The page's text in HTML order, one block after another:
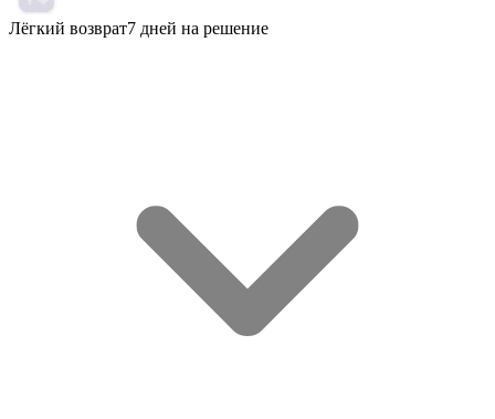
Лёгкий возврат7 дней на решение